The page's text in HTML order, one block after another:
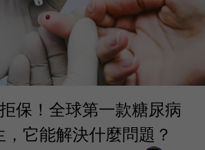
保！全球第一款糖尿病
它能解決什麼問題？